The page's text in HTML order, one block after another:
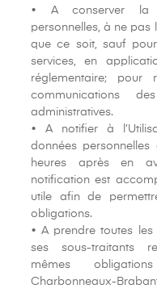
• A conserver la
personnelles, à ne pas
que ce soit, sauf
services, en
réglementaire; pour
communications
administratives.
• A notifier à
données
heures après en
notification est
utile afin de
obligations.
• A prendre toutes
ses sous-traitants
mêmes
Charbonneaux-